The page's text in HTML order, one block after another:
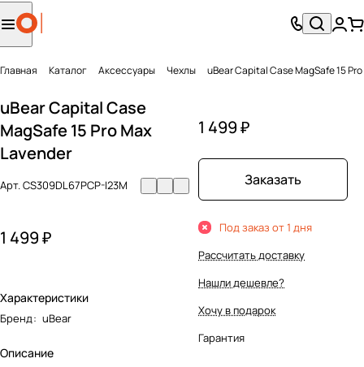
Главная Каталог Аксесcуары Чехлы uBear Capital Case MagSafe 15
uBear Capital Case
MagSafe 15 Pro Max
Lavender
Арт.CS309DL67PCP-I23M
1 499 ₽
Характеристики
Бренд: uBear
Описание
1 499 ₽
Заказать
Под заказ от 1 дня
Рассчитать доставку
Нашли дешевле?
Хочу в подарок
Гарантия